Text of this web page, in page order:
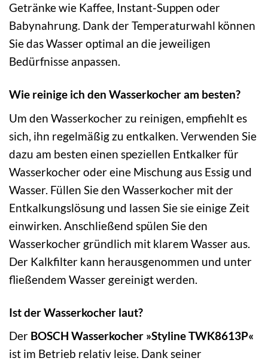
Getränke wie Kaffee, Instant-Suppen oder
Babynahrung. Dank der Temperaturwahl können
Sie das Wasser optimal an die jeweiligen
Bedürfnisse anpassen.
Wie reinige ich den Wasserkocher am besten?
Um den Wasserkocher zu reinigen, empfiehlt es
sich, ihn regelmäßig zu entkalken. Verwenden Sie
dazu am besten einen speziellen Entkalker für
Wasserkocher oder eine Mischung aus Essig und
Wasser. Füllen Sie den Wasserkocher mit der
Entkalkungslösung und lassen Sie sie einige Zeit
einwirken. Anschließend spülen Sie den
Wasserkocher gründlich mit klarem Wasser aus.
Der Kalkfilter kann herausgenommen und unter
fließendem Wasser gereinigt werden.
Ist der Wasserkocher laut?
Der BOSCH Wasserkocher »Styline TWK8613P«
ist im Betrieb relativ leise. Dank seiner